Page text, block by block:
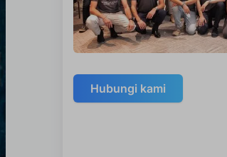
Hubungi kami